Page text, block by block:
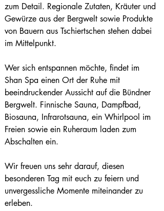
zum Detail. Regionale Zutaten, Kräuter und
Gewürze aus der Bergwelt sowie Produkte
von Bauern aus Tschiertschen stehen dabei
im Mittelpunkt.
Wer sich entspannen möchte, findet im
Shan Spa einen Ort der Ruhe mit
beeindruckender Aussicht auf die Bündner
Bergwelt. Finnische Sauna, Dampfbad,
Biosauna, Infrarotsauna, ein Whirlpool im
Freien sowie ein Ruheraum laden zum
Abschalten ein.
Wir freuen uns sehr darauf, diesen
besonderen Tag mit euch zu feiern und
unvergessliche Momente miteinander zu
erleben.